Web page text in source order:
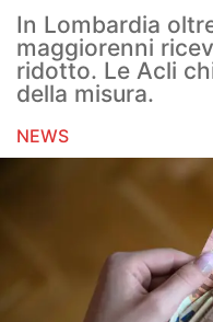
AC Monza
Calcio
Volley
Altri sport
Hockey
In Lombardia
maggiorenni
ridotto. Le Acli
della misura.
NEWS